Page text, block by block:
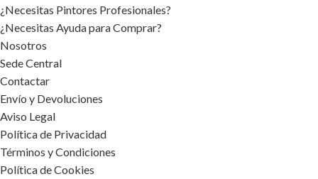
¿Necesitas Pintores Profesionales?
¿Necesitas Ayuda para Comprar?
Nosotros
Sede Central
Contactar
Envío y Devoluciones
Aviso Legal
Política de Privacidad
Términos y Condiciones
Política de Cookies